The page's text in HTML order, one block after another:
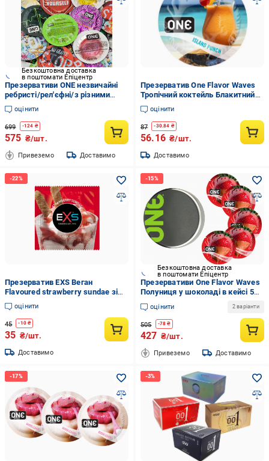
Безкоштовна доставка
в поштомати Епіцентр
Презервативи ONE незвичайні
ребристі/рел'єфні/з різними
смаками набір 15 шт. (PL202)
оцінити
699 -124 ₴
575 ₴/шт.
Привеземо Доставимо
Презерватив One Flavor Waves
Тропічний коктейль Блакитний
(6400229314)
оцінити
87 -30.84 ₴
56.16 ₴/шт.
Доставимо
Презерватив EXS Веган
Flavoured strawberry sundae зі
смаком полуниці (04927)
оцінити
45 -10 ₴
35 ₴/шт.
Доставимо
Безкоштовна доставка
в поштомати Епіцентр
Презервативи One Flavor Waves
Полуниця у шоколаді в кейсі 5
шт. (6501051998)
оцінити 2 варіанти
505 -78 ₴
427 ₴/шт.
Привеземо Доставимо